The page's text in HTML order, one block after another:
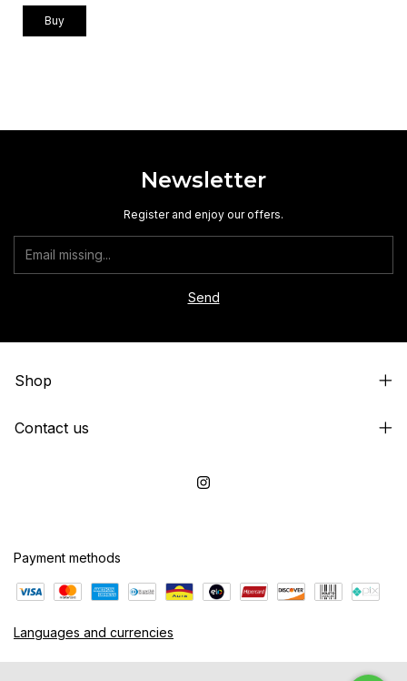
Newsletter
Register and enjoy our offers.
Shop
Contact us
Payment methods
Languages and currencies